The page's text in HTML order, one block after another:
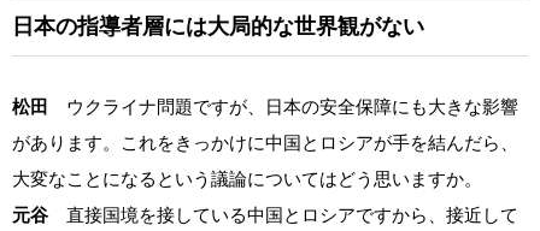
日本の指導者層には大局的な世界観がない
松田 ウクライナ問題ですが、日本の安全保障にも大きな影響
があります。これをきっかけに中国とロシアが手を結んだら、
大変なことになるという議論についてはどう思いますか。
元谷 直接国境を接している中国とロシアですから、接近して